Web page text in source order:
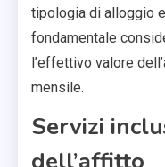
tipologia di alloggio
fondamentale
l’effettivo valore
mensile.
Servizi